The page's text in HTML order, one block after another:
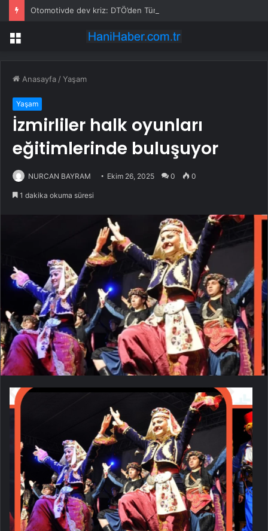
Menü
Anasayfa /Yaşam
Yaşam
İzmirliler halk oyunları
eğitimlerinde buluşuyor
NURCAN BAYRAM Ekim 26, 2025 0 0
1 dakika okuma süresi